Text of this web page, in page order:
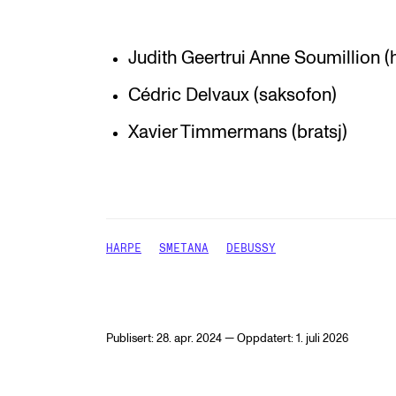
Judith Geertrui Anne Soumillion
Cédric Delvaux (saksofon)
Xavier Timmermans (bratsj)
HARPE SMETANA DEBUSSY
Publisert: 28. apr. 2024 — Oppdatert: 1. juli 2026